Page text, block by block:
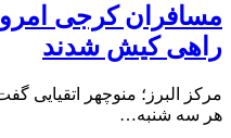
مسافران کرجی امروز
راهی کیش شدند
مرکز البرز؛ منوچهر اتقیایی
هر سه شنبه…